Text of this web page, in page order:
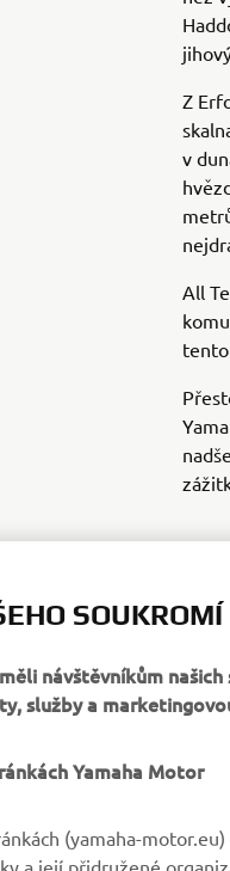
Z
v
All
SOUKROMÍ
návštěvníkům
služby a
Yamaha Motor
(yamaha-
a její přidružené